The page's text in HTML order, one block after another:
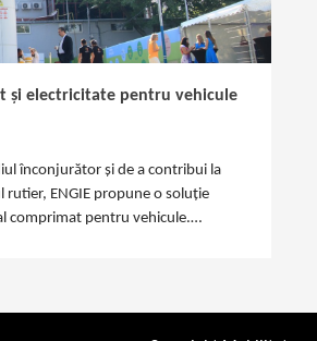
și electricitate pentru vehicule
înconjurător și de a contribui la
ENGIE propune o soluție
comprimat pentru vehicule.…